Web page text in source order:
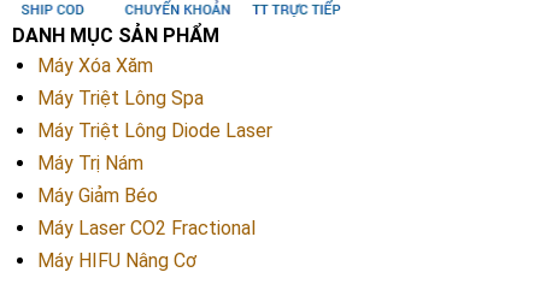
DANH MỤC SẢN PHẨM
Máy Xóa Xăm
Máy Triệt Lông Spa
Máy Triệt Lông Diode Laser
Máy Trị Nám
Máy Giảm Béo
Máy Laser CO2 Fractional
Máy HIFU Nâng Cơ